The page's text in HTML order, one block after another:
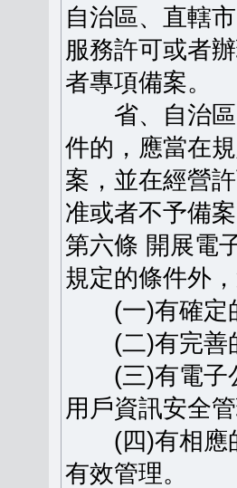
自治區、直轄
服務許可或者
者專項備案。
省、自治區
件的，應當在
案，並在經營
准或者不予備
第六條 開展電
規定的條件外
(一)有確定的
(二)有完善
(三)有電子公
用戶資訊安全
(四)有相應的
有效管理。